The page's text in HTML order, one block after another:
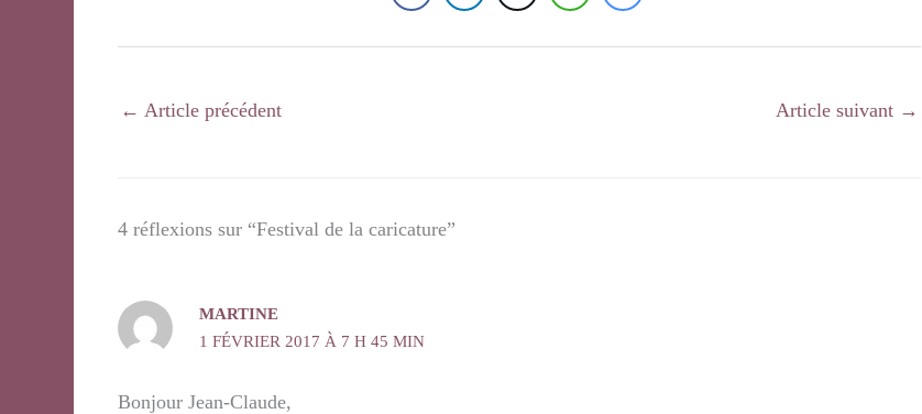
← Article précédent Article suivant →
4 réflexions sur “Festival de la caricature”
MARTINE
1 FÉVRIER 2017 À 7 H 45 MIN
Bonjour Jean-Claude,